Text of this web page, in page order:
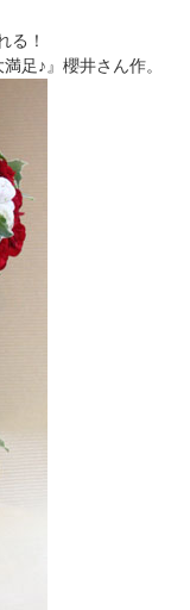
る！
足♪』櫻井さん作。